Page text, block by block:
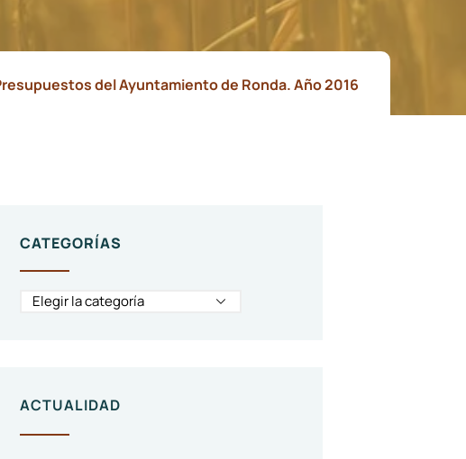
del Ayuntamiento de Ronda. Año 2016
CATEGORÍAS
ACTUALIDAD